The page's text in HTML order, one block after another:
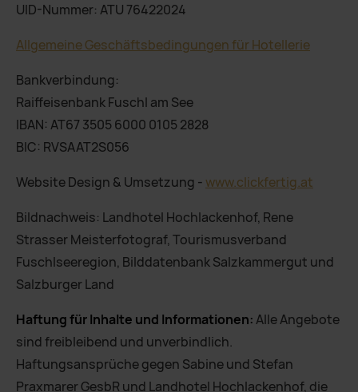
UID-Nummer: ATU 76422024
Allgemeine Geschäftsbedingungen für Hotellerie
Bankverbindung:
Raiffeisenbank Fuschl am See
IBAN: AT67 3505 6000 0105 2828
BIC: RVSAAT2S056
Website Design & Umsetzung - www.clickfertig.at
Bildnachweis: Landhotel Hochlackenhof, Rene
Strasser Meisterfotograf, Tourismusverband
Fuschlseeregion, Bilddatenbank Salzkammergut und
Salzburger Land
Haftung für Inhalte und Informationen:Alle Angebote
sind freibleibend und unverbindlich.
Haftungsansprüche gegen Sabine und Stefan
Praxmarer GesbR und Landhotel Hochlackenhof, die